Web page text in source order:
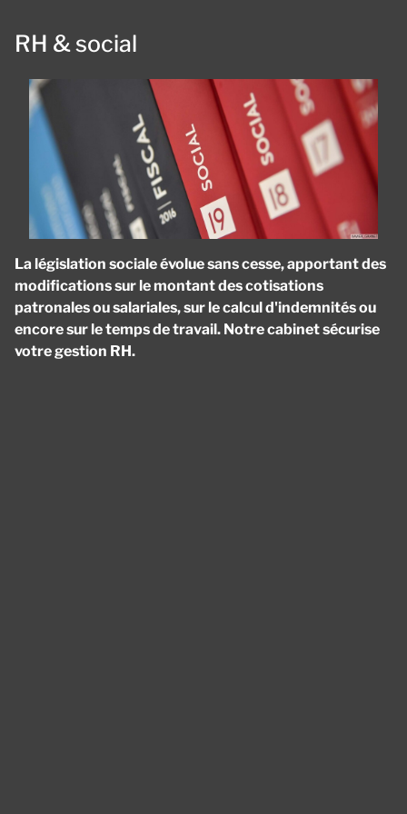
RH & social
La législation sociale évolue sans cesse, apportant des
modifications sur le montant des cotisations
patronales ou salariales, sur le calcul d'indemnités ou
encore sur le temps de travail. Notre cabinet sécurise
votre gestion RH.